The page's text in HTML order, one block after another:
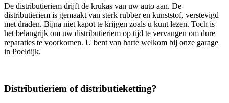
De distributieriem drijft de krukas van uw auto aan. De
distributieriem is gemaakt van sterk rubber en kunststof, verstevigd
met draden. Bijna niet kapot te krijgen zoals u kunt lezen. Toch is
het belangrijk om uw distributieriem op tijd te vervangen om dure
reparaties te voorkomen. U bent van harte welkom bij onze garage
in Poeldijk.
Distributieriem of distributieketting?